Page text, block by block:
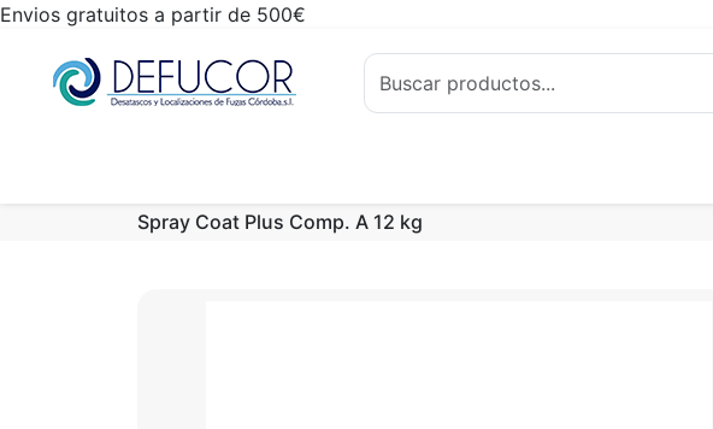
Envios gratuitos a partir de 500€
Spray Coat Plus Comp. A 12 kg